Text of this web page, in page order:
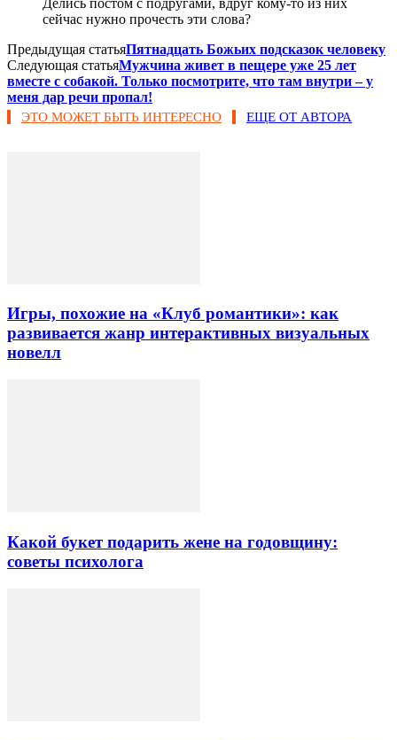
сейчас нужно прочесть эти слова?
Предыдущая статьяПятнадцать Божьих подсказок человеку
Следующая статьяМужчина живет в пещере уже 25 лет
вместе с собакой. Только посмотрите, что там внутри – у
меня дар речи пропал!
ЭТО МОЖЕТ БЫТЬ ИНТЕРЕСНО ЕЩЕ ОТ АВТОРА
Игры, похожие на «Клуб романтики»: как
развивается жанр интерактивных визуальных
новелл
Какой букет подарить жене на годовщину:
советы психолога